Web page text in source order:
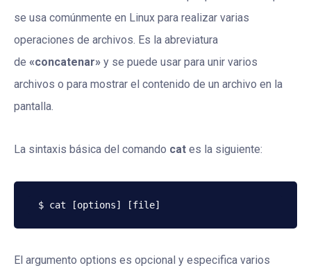
se usa comúnmente en Linux para realizar varias
operaciones de archivos. Es la abreviatura
de «concatenar» y se puede usar para unir varios
archivos o para mostrar el contenido de un archivo en la
pantalla.
La sintaxis básica del comando cat es la siguiente:
El argumento options es opcional y especifica varios